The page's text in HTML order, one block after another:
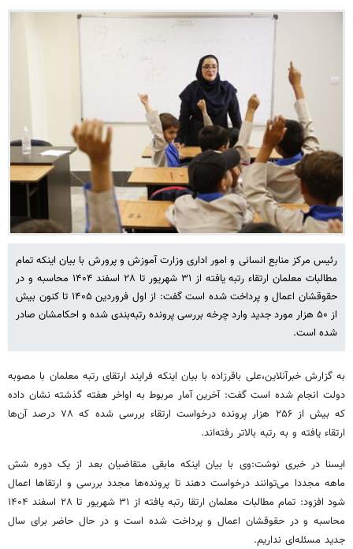
رئیس مرکز منابع انسانی و امور اداری وزارت آموزش و پرورش با بیان اینکه تمام
مطالبات معلمان ارتقاء رتبه یافته از ۳۱ شهریور تا ۲۸ اسفند ۱۴۰۴ محاسبه و در
حقوقشان اعمال و پرداخت شده است گفت: از اول فروردین ۱۴۰۵ تا کنون بیش
از ۵۰ هزار مورد جدید وارد چرخه بررسی پرونده رتبه‌بندی شده و احکامشان صادر
شده است.
به گزارش خبرآنلاین،علی باقرزاده با بیان اینکه فرایند ارتقای رتبه معلمان با مصوبه
دولت انجام شده است گفت: آخرین آمار مربوط به اواخر هفته گذشته نشان داده
که بیش از ۲۵۶ هزار پرونده درخواست ارتقاء بررسی شده که ۷۸ درصد آن‌ها
ارتقاء یافته و به رتبه بالاتر رفته‌اند.
ایسنا در خبری نوشت:وی با بیان اینکه مابقی متقاضیان بعد از یک دوره شش
ماهه مجددا می‌توانند درخواست دهند تا پرونده‌ها مجدد بررسی و ارتقاها اعمال
شود افزود: تمام مطالبات معلمان ارتقا رتبه یافته از ۳۱ شهریور تا ۲۸ اسفند ۱۴۰۴
محاسبه و در حقوقشان اعمال و پرداخت شده است و در حال حاضر برای سال
جدید مسئله‌ای نداریم.